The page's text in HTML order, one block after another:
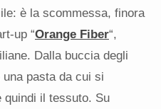
è la scommessa, finora
up “Orange Fiber“,
Dalla buccia degli
pasta da cui si
quindi il tessuto. Su